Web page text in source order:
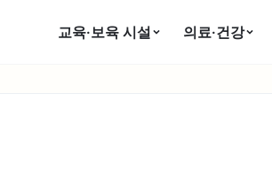
교육·보육 시설 의료·건강